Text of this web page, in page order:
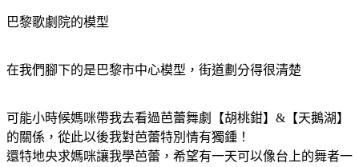
巴黎歌劇院的模型
在我們腳下的是巴黎市中心模型，街道劃分得很清楚
可能小時候媽咪帶我去看過芭蕾舞劇【胡桃鉗】&【天鵝湖】
的關係，從此以後我對芭蕾特別情有獨鍾！
還特地央求媽咪讓我學芭蕾，希望有一天可以像台上的舞者一